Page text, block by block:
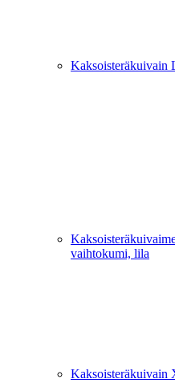
Kaksoisteräkuivain
vaihtokumi, lila
Kaksoisteräkuivain